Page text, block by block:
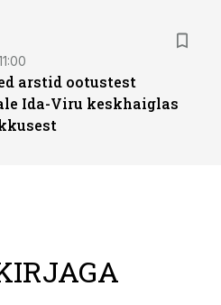
arstid ootustest
Ida-Viru keskhaiglas